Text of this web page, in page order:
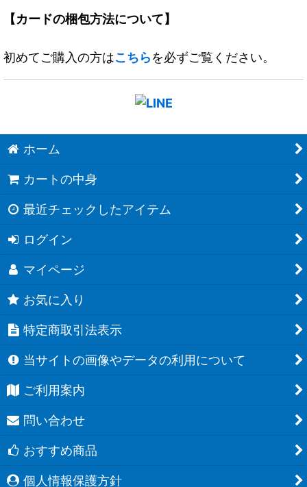
【カードの梱包方法について】
初めてご購入の方はこちらを必ずご覧ください。
ホーム
カートの中身
最近チェックしたアイテム
ログイン
マイページ
お気に入り
特定商取引法表示
当サイトの画像やデータの利用について
ご利用案内
問い合わせ
おすすめ商品
個人情報保護方針